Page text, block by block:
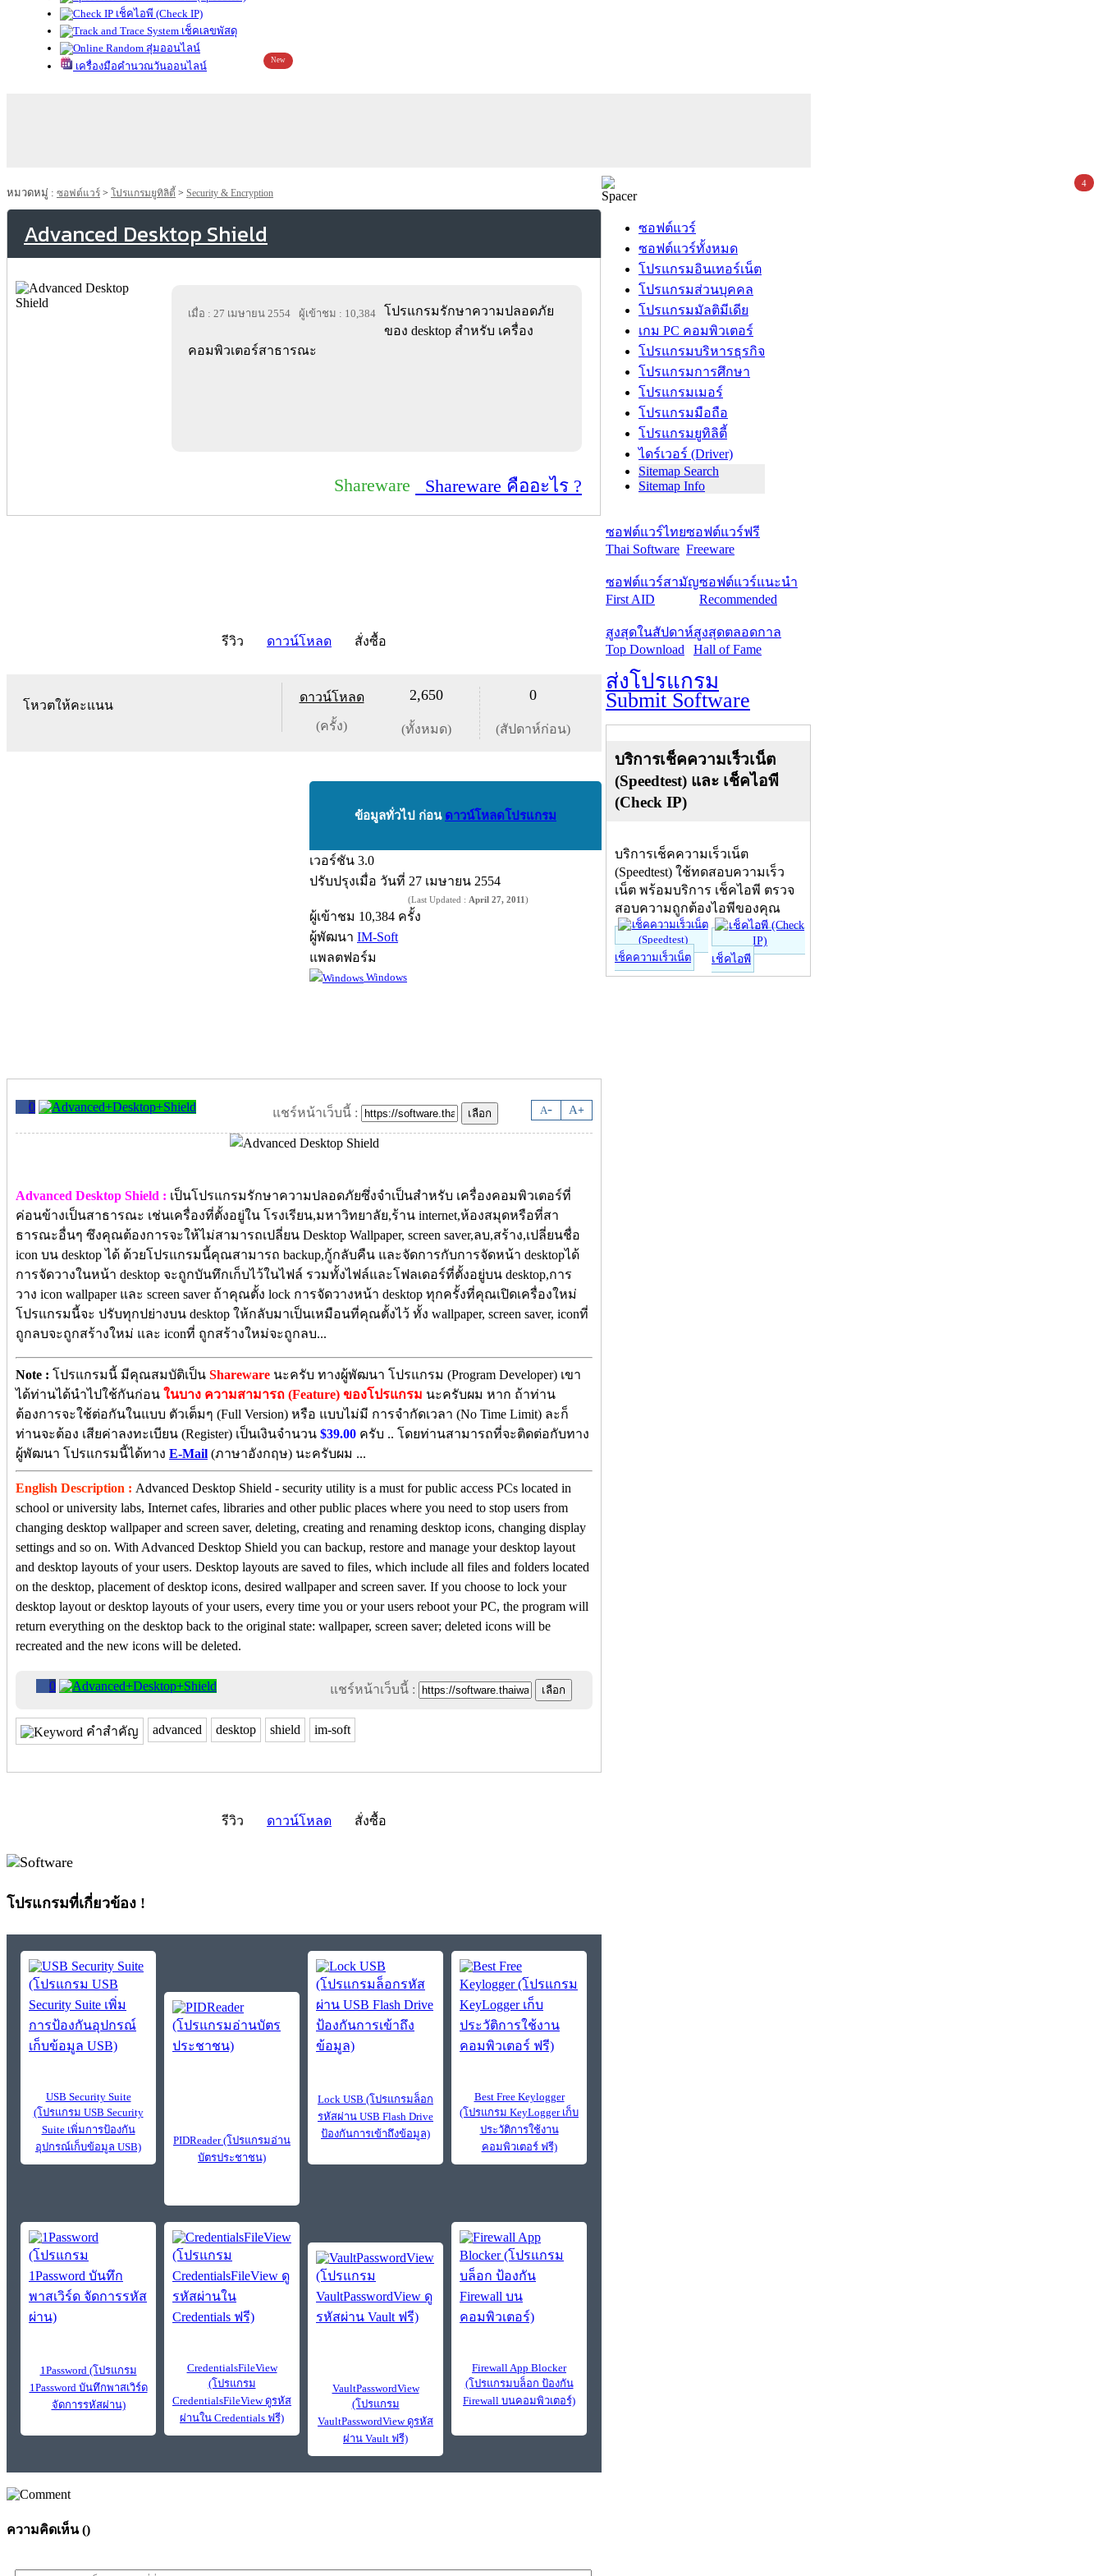
เช็คไอพี (Check IP)
เช็คเลขพัสดุ
สุ่มออนไลน์
เครื่องมือคำนวณวันออนไลน์
New
หมวดหมู่ : ซอฟต์แวร์ > โปรแกรมยูทิลิตี้ > Security & Encryption
Advanced Desktop Shield
เมื่อ : 27 เมษายน 2554 ผู้เข้าชม : 10,384
โปรแกรมรักษาความปลอดภัย
ของ desktop สำหรับ เครื่อง
คอมพิวเตอร์สาธารณะ
Shareware Shareware คืออะไร ?
รีวิว ดาวน์โหลด สั่งซื้อ
โหวตให้คะแนน
ดาวน์โหลด
(ครั้ง)
2,650
(ทั้งหมด)
0
(สัปดาห์ก่อน)
ข้อมูลทั่วไป ก่อน ดาวน์โหลดโปรแกรม
เวอร์ชัน 3.0
ปรับปรุงเมื่อ วันที่ 27 เมษายน 2554
(Last Updated : April 27, 2011)
ผู้เข้าชม 10,384 ครั้ง
ผู้พัฒนา IM-Soft
แพลตฟอร์ม
Windows
0 A- A+
แชร์หน้าเว็บนี้ :
Advanced Desktop Shield : เป็นโปรแกรมรักษาความปลอดภัยซึ่งจำเป็นสำหรับ เครื่องคอมพิวเตอร์ที่
ค่อนข้างเป็นสาธารณะ เช่นเครื่องที่ตั้งอยู่ใน โรงเรียน,มหาวิทยาลัย,ร้าน internet,ห้องสมุดหรือที่สา
ธารณะอื่นๆ ซึงคุณต้องการจะให้ไม่สามารถเปลี่ยน Desktop Wallpaper, screen saver,ลบ,สร้าง,เปลี่ยนชื่อ
icon บน desktop ได้ ด้วยโปรแกรมนี้คุณสามารถ backup,กู้กลับคืน และจัดการกับการจัดหน้า desktopได้
การจัดวางในหน้า desktop จะถูกบันทึกเก็บไว้ในไฟล์ รวมทั้งไฟล์และโฟลเดอร์ที่ตั้งอยู่บน desktop,การ
วาง icon wallpaper และ screen saver ถ้าคุณตั้ง lock การจัดวางหน้า desktop ทุกครั้งที่คุณเปิดเครื่องใหม่
โปรแกรมนี้จะ ปรับทุกปย่างบน desktop ให้กลับมาเป็นเหมือนที่คุณตั้งไว้ ทั้ง wallpaper, screen saver, iconที่
ถูกลบจะถูกสร้างใหม่ และ iconที่ ถูกสร้างใหม่จะถูกลบ...
Note : โปรแกรมนี้ มีคุณสมบัติเป็น Shareware นะครับ ทางผู้พัฒนา โปรแกรม (Program Developer) เขา
ได้ท่านได้นำไปใช้กันก่อน ในบาง ความสามารถ (Feature) ของโปรแกรม นะครับผม หาก ถ้าท่าน
ต้องการจะใช้ต่อกันในแบบ ตัวเต็มๆ (Full Version) หรือ แบบไม่มี การจำกัดเวลา (No Time Limit) ละก็
ท่านจะต้อง เสียค่าลงทะเบียน (Register) เป็นเงินจำนวน $39.00 ครับ .. โดยท่านสามารถที่จะติดต่อกับทาง
ผู้พัฒนา โปรแกรมนี้ได้ทาง E-Mail (ภาษาอังกฤษ) นะครับผม ...
English Description : Advanced Desktop Shield - security utility is a must for public access PCs located in
school or university labs, Internet cafes, libraries and other public places where you need to stop users from
changing desktop wallpaper and screen saver, deleting, creating and renaming desktop icons, changing display
settings and so on. With Advanced Desktop Shield you can backup, restore and manage your desktop layout
and desktop layouts of your users. Desktop layouts are saved to files, which include all files and folders located
on the desktop, placement of desktop icons, desired wallpaper and screen saver. If you choose to lock your
desktop layout or desktop layouts of your users, every time you or your users reboot your PC, the program will
return everything on the desktop back to the original state: wallpaper, screen saver; deleted icons will be
recreated and the new icons will be deleted.
0 แชร์หน้าเว็บนี้ :
คำสำคัญ advanced desktop shield im-soft
รีวิว ดาวน์โหลด สั่งซื้อ
โปรแกรมที่เกี่ยวข้อง !
USB Security Suite
(โปรแกรม USB Security
Suite เพิ่มการป้องกัน
อุปกรณ์เก็บข้อมูล USB)
PIDReader (โปรแกรมอ่าน
บัตรประชาชน)
Lock USB (โปรแกรมล็อก
รหัสผ่าน USB Flash Drive
ป้องกันการเข้าถึงข้อมูล)
Best Free Keylogger
(โปรแกรม KeyLogger เก็บ
ประวัติการใช้งาน
คอมพิวเตอร์ ฟรี)
1Password (โปรแกรม
1Password บันทึกพาสเวิร์ด
จัดการรหัสผ่าน)
CredentialsFileView
(โปรแกรม
CredentialsFileView ดูรหัส
ผ่านใน Credentials ฟรี)
VaultPasswordView
(โปรแกรม
VaultPasswordView ดูรหัส
ผ่าน Vault ฟรี)
Firewall App Blocker
(โปรแกรมบล็อก ป้องกัน
Firewall บนคอมพิวเตอร์)
ความคิดเห็น ()
ซอฟต์แวร์
ซอฟต์แวร์ทั้งหมด
โปรแกรมอินเทอร์เน็ต
โปรแกรมส่วนบุคคล
โปรแกรมมัลติมีเดีย
เกม PC คอมพิวเตอร์
โปรแกรมบริหารธุรกิจ
โปรแกรมการศึกษา
โปรแกรมเมอร์
โปรแกรมมือถือ
โปรแกรมยูทิลิตี้
ไดร์เวอร์ (Driver)
Sitemap Search
Sitemap Info
ซอฟต์แวร์ไทย
Thai Software
ซอฟต์แวร์ฟรี
Freeware
ซอฟต์แวร์สามัญ
First AID
ซอฟต์แวร์แนะนำ
Recommended
สูงสุดในสัปดาห์
Top Download
สูงสุดตลอดกาล
Hall of Fame
ส่งโปรแกรม
Submit Software
บริการเช็คความเร็วเน็ต
(Speedtest) และ เช็คไอพี
(Check IP)
บริการเช็คความเร็วเน็ต
(Speedtest) ใช้ทดสอบความเร็ว
เน็ต พร้อมบริการ เช็คไอพี ตรวจ
สอบความถูกต้องไอพีของคุณ
เช็คความเร็วเน็ต เช็คไอพี
4